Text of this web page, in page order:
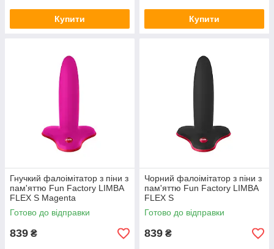
Купити Купити
Гнучкий фалоімітатор з піни з
пам'яттю Fun Factory LIMBA
FLEX S Magenta
Готово до відправки
839 ₴
Чорний фалоімітатор з піни з
пам'яттю Fun Factory LIMBA
FLEX S
Готово до відправки
839 ₴